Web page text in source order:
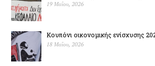
19 Μαΐου, 2026
Κουπόνι οικονομικής ενίσχυσης
18 Μαΐου, 2026